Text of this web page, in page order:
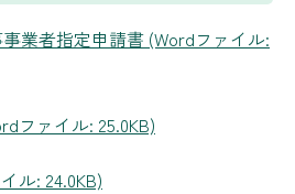
業者指定申請書 (Wordファイル:
ファイル: 25.0KB)
ル: 24.0KB)